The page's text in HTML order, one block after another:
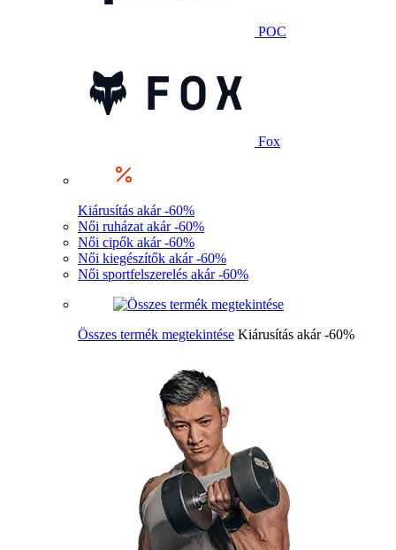
POC
Fox
Kiárusítás akár -60%
Női ruházat akár -60%
Női cipők akár -60%
Női kiegészítők akár -60%
Női sportfelszerelés akár -60%
Összes termék megtekintése Kiárusítás akár -60%